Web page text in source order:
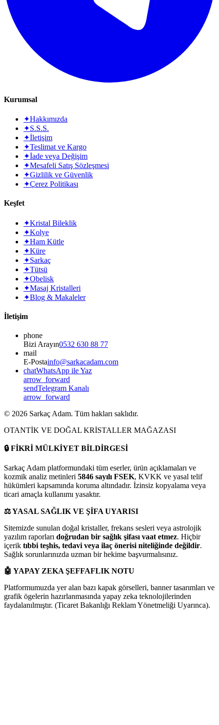
Kurumsal
✦Hakkımızda
✦S.S.S.
✦İletişim
✦Teslimat ve Kargo
✦İade veya Değişim
✦Mesafeli Satış Sözleşmesi
✦Gizlilik ve Güvenlik
✦Çerez Politikası
Keşfet
✦Kristal Bileklik
✦Kolye
✦Ham Kütle
✦Küre
✦Sarkaç
✦Tütsü
✦Obelisk
✦Masaj Kristalleri
✦Blog & Makaleler
İletişim
phone
Bizi Arayın0532 630 88 77
mail
E-Postainfo@sarkacadam.com
chatWhatsApp ile Yaz
arrow_forward
sendTelegram Kanalı
arrow_forward
© 2026 Sarkaç Adam. Tüm hakları saklıdır.
OTANTİK VE DOĞAL KRİSTALLER MAĞAZASI
🔒FİKRİ MÜLKİYET BİLDİRGESİ
Sarkaç Adam platformundaki tüm eserler, ürün açıklamaları ve
kozmik analiz metinleri 5846 sayılı FSEK, KVKK ve yasal telif
hükümleri kapsamında koruma altındadır. İzinsiz kopyalama veya
ticari amaçla kullanımı yasaktır.
⚖️YASAL SAĞLIK VE ŞİFA UYARISI
Sitemizde sunulan doğal kristaller, frekans sesleri veya astrolojik
yazılım raporları doğrudan bir sağlık şifası vaat etmez. Hiçbir
içerik tıbbi teşhis, tedavi veya ilaç önerisi niteliğinde değildir.
Sağlık sorunlarınızda uzman bir hekime başvurmalısınız.
🤖 YAPAY ZEKA ŞEFFAFLIK NOTU
Platformumuzda yer alan bazı kapak görselleri, banner tasarımları ve
grafik ögelerin hazırlanmasında yapay zeka teknolojilerinden
faydalanılmıştır. (Ticaret Bakanlığı Reklam Yönetmeliği Uyarınca).